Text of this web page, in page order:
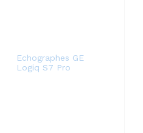
Echographes GE
Logiq S7 Pro